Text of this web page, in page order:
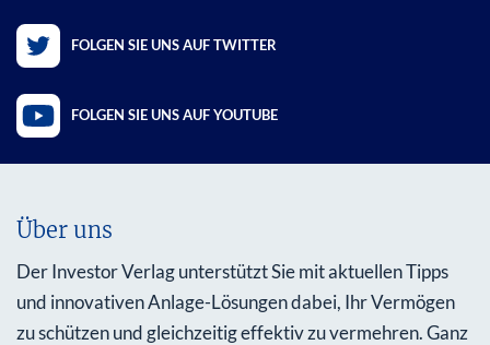
FOLGEN SIE UNS AUF TWITTER
FOLGEN SIE UNS AUF YOUTUBE
Über uns
Der Investor Verlag unterstützt Sie mit aktuellen Tipps
und innovativen Anlage-Lösungen dabei, Ihr Vermögen
zu schützen und gleichzeitig effektiv zu vermehren. Ganz